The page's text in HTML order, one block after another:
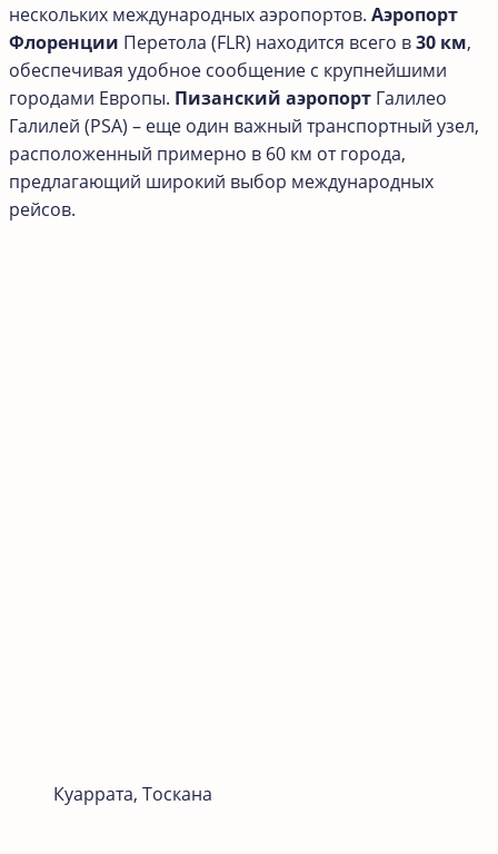
нескольких международных аэропортов. Аэропорт
Флоренции Перетола (FLR) находится всего в30 км,
обеспечивая удобное сообщение с крупнейшими
городами Европы. Пизанский аэропорт Галилео
Галилей (PSA) – еще один важный транспортный узел,
расположенный примерно в 60 км от города,
предлагающий широкий выбор международных
рейсов.
Куаррата, Тоскана